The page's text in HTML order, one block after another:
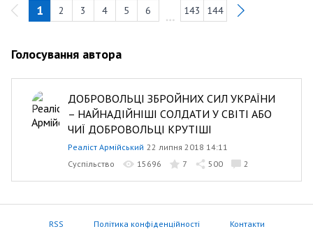
1 2 3 4 5 6 143 144
Голосування автора
ДОБРОВОЛЬЦІ ЗБРОЙНИХ СИЛ УКРАЇНИ
– НАЙНАДІЙНІШІ СОЛДАТИ У СВІТІ АБО
ЧИЇ ДОБРОВОЛЬЦІ КРУТІШІ
Реаліст Армійський 22 липня 2018 14:11
Суспільство
15696 7 500 2
RSS Політика конфіденційності Контакти